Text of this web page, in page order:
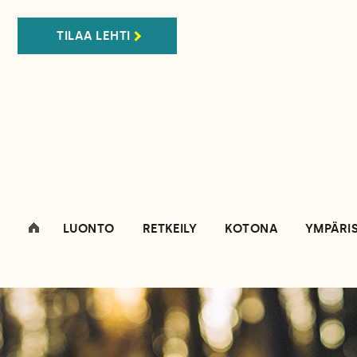
TILAA LEHTI
LUONTO RETKEILY KOTONA